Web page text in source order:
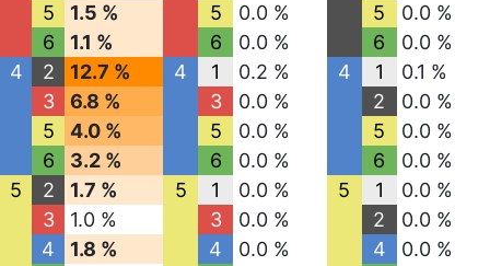
5
1.5 %
6
1.1 %
4
2
12.7 %
3
6.8 %
5
4.0 %
6
3.2 %
5
2
1.7 %
3
1.0 %
4
1.8 %
5
0.0 %
6
0.0 %
4
1
0.2 %
3
0.0 %
5
0.0 %
6
0.0 %
5
1
0.0 %
3
0.0 %
4
0.0 %
5
0.0 %
6
0.0 %
4
1
0.1 %
2
0.0 %
5
0.0 %
6
0.0 %
5
1
0.0 %
2
0.0 %
4
0.0 %